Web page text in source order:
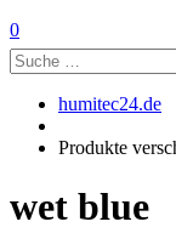
0
Suchen
nach:
humitec24.de
Produkte
wet blue